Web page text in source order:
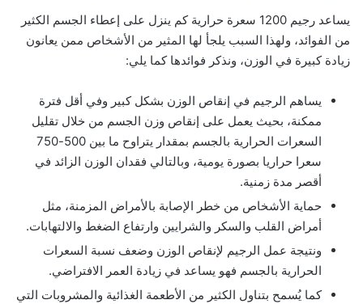
يساعد رجيم 1200 سعرة حرارية كم ينزل على إعطاء الجسم الكثير
من الفوائد، ولهذا السبب يلجأ لها المثير من الأشخاص ممن يعانون
زيادة كبيرة في الوزن، ونذكر فوائدها كما يلي:
يساهم الرجيم في إنقاص الوزن بشكل كبير وفي أقل فترة
ممكنة، بحيث يعمل على إنقاص وزن الجسم من خلال تقليل
السعرات الحرارية بالجسم بمقدار يتراوح ما بين 500-750
سعرا حراريا بصورة يومية، وبالتالي فقدان الوزن الزائد في
أقصر مدة زمنية.
حماية الأشخاص من خطر الإصابة بالأمراض المزمنة، مثل
أمراض القلب والسكر والشرايين وارتفاع الضغط والالتهابات.
ونتيجة عمل الرجيم لإنقاص الوزن وضعف نسبة السعرات
الحرارية بالجسم فهو يساعد في زيادة العمر الافتراضي.
كما يُسمح بتناول الكثير من الأطعمة الغذائية والمشروبات التي